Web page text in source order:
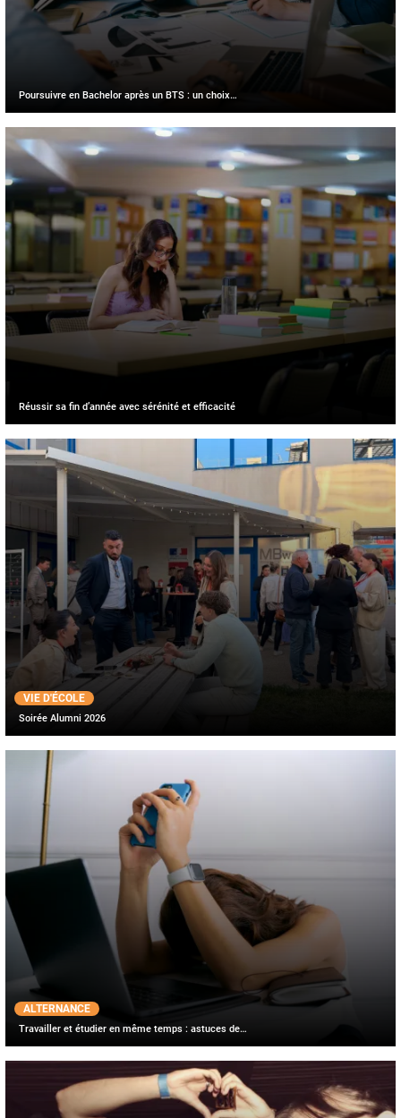
Poursuivre en Bachelor après un BTS : un choix…
Réussir sa fin d’année avec sérénité et efficacité
VIE D'ÉCOLE
Soirée Alumni 2026
ALTERNANCE
Travailler et étudier en même temps : astuces de…